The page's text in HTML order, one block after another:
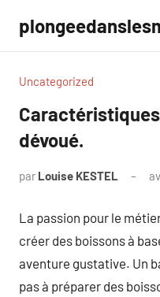
contenu
Uncategorized
dévoué.
par Louise KESTEL
La passion pour le
créer des boissons à
aventure gustative. Un
pas à préparer des